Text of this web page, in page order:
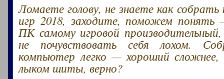
Ломаете голову, не знаете как
игр 2018, заходите, поможем понять
ПК самому игровой
не почувствовать себя лохом.
компьютер легко — хороший
лыком шиты, верно?